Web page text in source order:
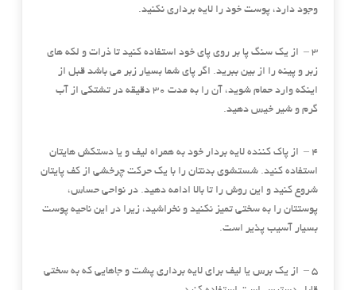
وجود دارد، پوست خود را لایه برداری نکنید.
۳ – از یک سنگ پا بر روی پای خود استفاده کنید تا ذرات و لکه های
زبر و پینه را از بین ببرید. اگر پای شما بسیار زبر می باشد قبل از
اینکه وارد حمام شوید، آن را به مدت ۳۰ دقیقه در تشتکی از آب
گرم و شیر خیس دهید.
۴ – از پاک کننده لایه بردار خود به همراه لیف و یا دستکش هایتان
استفاده کنید. شستشوی بدنتان را با یک حرکت چرخشی از کف پایتان
شروع کنید و این روش را تا بالا ادامه دهید. در نواحی حساس،
پوستتان را به سختی تمیز نکنید و نخراشید، زیرا در این ناحیه پوست
بسیار آسیب پذیر است.
۵ – از یک برس یا لیف برای لایه برداری پشت و جاهایی که به سختی